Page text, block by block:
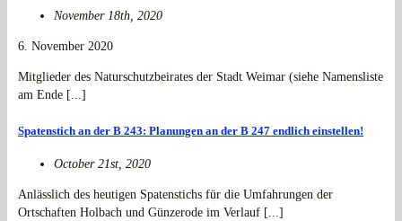
November 18th, 2020
6. November 2020
Mitglieder des Naturschutzbeirates der Stadt Weimar (siehe Namensliste
am Ende [...]
Spatenstich an der B 243: Planungen an der B 247 endlich einstellen!
October 21st, 2020
Anlässlich des heutigen Spatenstichs für die Umfahrungen der
Ortschaften Holbach und Günzerode im Verlauf [...]